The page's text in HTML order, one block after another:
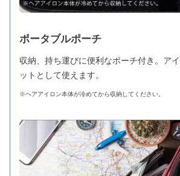
ポータブルポーチ
収納、持ち運びに便利なポーチ付き。ア
ットとして使えます。
※ヘアアイロン本体が冷めてから収納してください。